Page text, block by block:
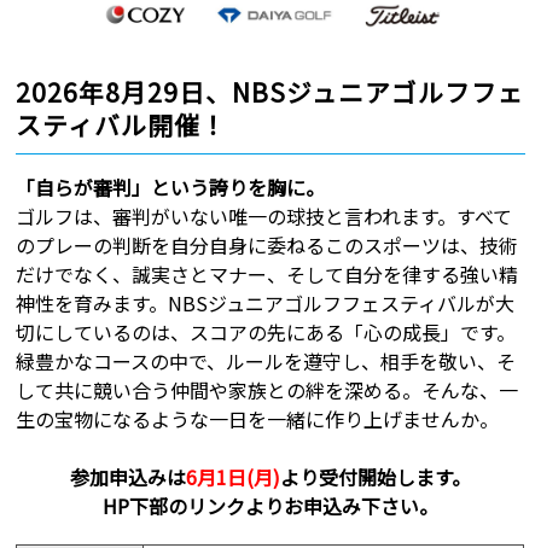
2026年8月29日、NBSジュニアゴルフフェ
スティバル開催！
「自らが審判」という誇りを胸に。
ゴルフは、審判がいない唯一の球技と言われます。すべて
のプレーの判断を自分自身に委ねるこのスポーツは、技術
だけでなく、誠実さとマナー、そして自分を律する強い精
神性を育みます。NBSジュニアゴルフフェスティバルが大
切にしているのは、スコアの先にある「心の成長」です。
緑豊かなコースの中で、ルールを遵守し、相手を敬い、そ
して共に競い合う仲間や家族との絆を深める。そんな、一
生の宝物になるような一日を一緒に作り上げませんか。
参加申込みは6月1日(月)より受付開始します。
HP下部のリンクよりお申込み下さい。